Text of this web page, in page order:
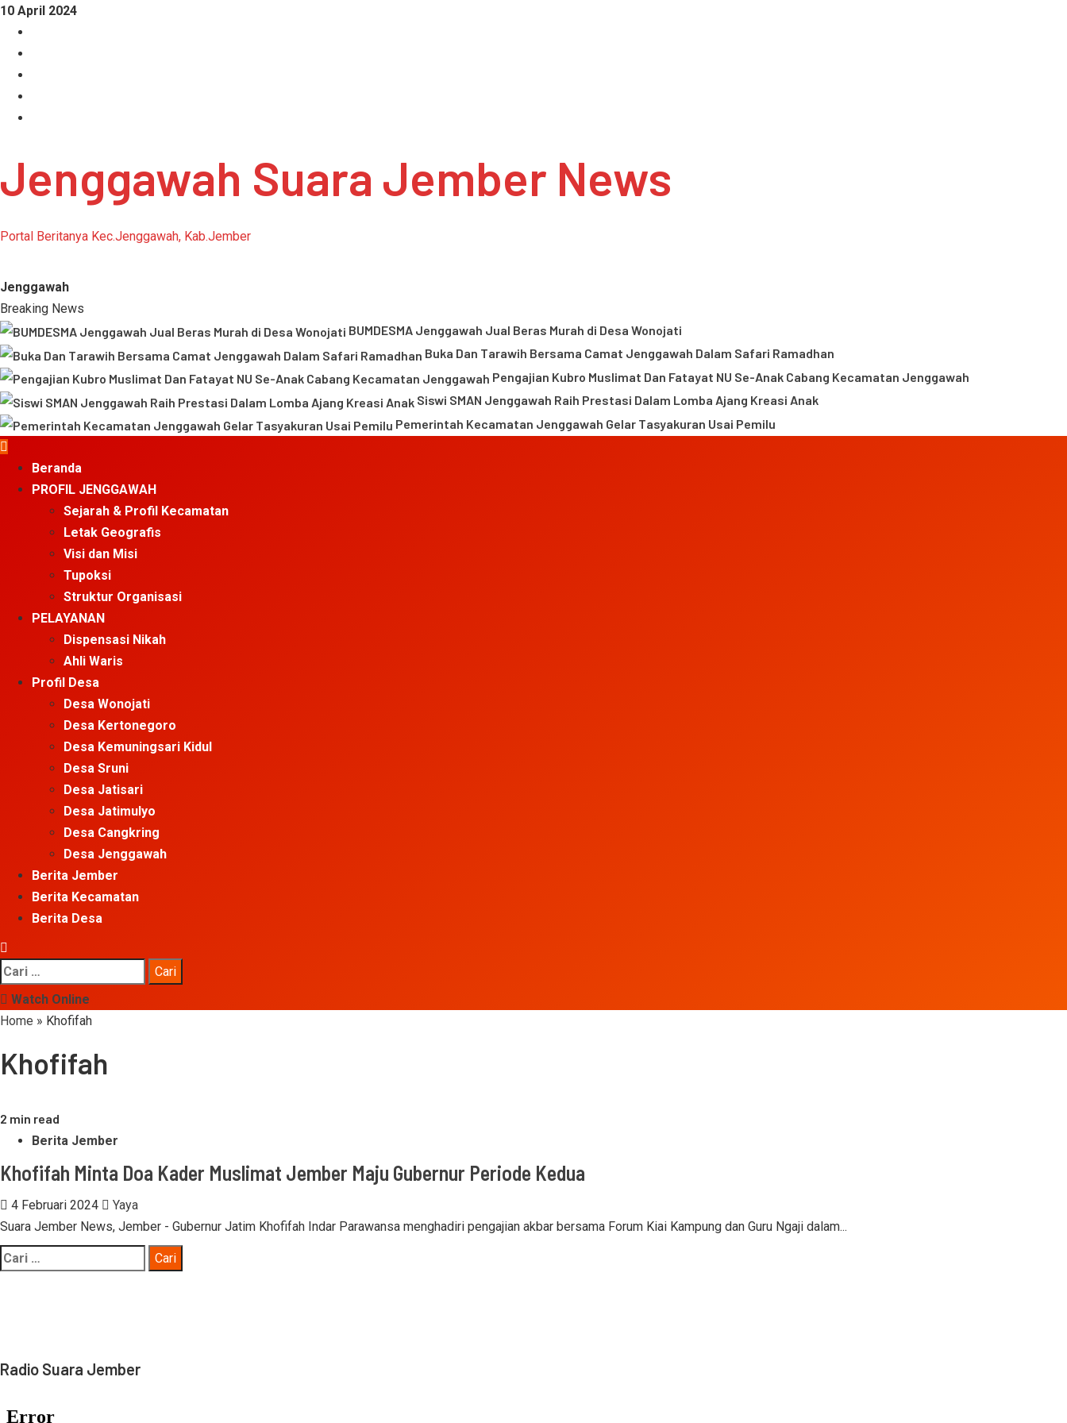
Skip
content
10 April 2024
Jenggawah Suara Jember News
Portal Beritanya Kec.Jenggawah, Kab.Jember
Jenggawah
Breaking News
BUMDESMA Jenggawah Jual Beras Murah di Desa Wonojati
Buka Dan Tarawih Bersama Camat Jenggawah Dalam Safari Ramadhan
Pengajian Kubro Muslimat Dan Fatayat NU Se-Anak Cabang Kecamatan Jenggawah
Siswi SMAN Jenggawah Raih Prestasi Dalam Lomba Ajang Kreasi Anak
Pemerintah Kecamatan Jenggawah Gelar Tasyakuran Usai Pemilu
MenuBeranda
PROFIL JENGGAWAH
Sejarah & Profil Kecamatan
Letak Geografis
Visi dan Misi
Tupoksi
Struktur Organisasi
PELAYANAN
Dispensasi Nikah
Ahli Waris
Profil Desa
Desa Wonojati
Desa Kertonegoro
Desa Kemuningsari Kidul
Desa Sruni
Desa Jatisari
Desa Jatimulyo
Desa Cangkring
Desa Jenggawah
Berita Jember
Berita Kecamatan
Berita Desa
Cari
untuk:
Watch Online
Home » Khofifah
Khofifah
2 min read
Berita Jember
Khofifah Minta Doa Kader Muslimat Jember Maju Gubernur Periode Kedua
4 Februari 2024
Yaya
Suara Jember News, Jember - Gubernur Jatim Khofifah Indar Parawansa menghadiri pengajian akbar bersama Forum Kiai Kampung dan Guru Ngaji dalam...
Cari
untuk:
Radio Suara Jember